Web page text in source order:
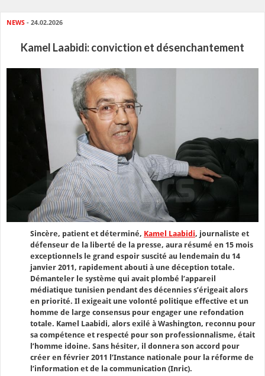
NEWS - 24.02.2026
Kamel Laabidi: conviction et désenchantement
Sincère, patient et déterminé, Kamel Laabidi, journaliste et
défenseur de la liberté de la presse, aura résumé en 15 mois
exceptionnels le grand espoir suscité au lendemain du 14
janvier 2011, rapidement abouti à une déception totale.
Démanteler le système qui avait plombé l’appareil
médiatique tunisien pendant des décennies s’érigeait alors
en priorité. Il exigeait une volonté politique effective et un
homme de large consensus pour engager une refondation
totale. Kamel Laabidi, alors exilé à Washington, reconnu pour
sa compétence et respecté pour son professionnalisme, était
l’homme idoine. Sans hésiter, il donnera son accord pour
créer en février 2011 l’Instance nationale pour la réforme de
l’information et de la communication (Inric).